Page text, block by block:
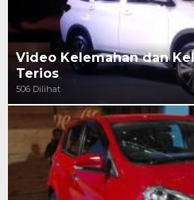
Video Kelemahan dan
Terios
506 Dilihat